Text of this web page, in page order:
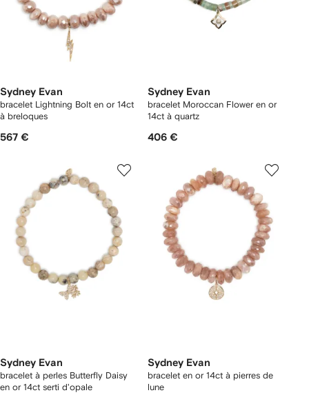
Sydney Evan
bracelet Lightning Bolt en or 14ct
à breloques
567 €
Sydney Evan
bracelet Moroccan Flower en or
14ct à quartz
406 €
Sydney Evan
bracelet à perles Butterfly Daisy
en or 14ct serti d'opale
Sydney Evan
bracelet en or 14ct à pierres de
lune